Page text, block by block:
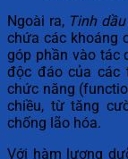
Ngoài ra, Tinh
chứa các khoáng
góp phần vào tác
độc đáo của các
chức năng
chiều, từ tăng
chống lão hóa.
Với hàm lượng